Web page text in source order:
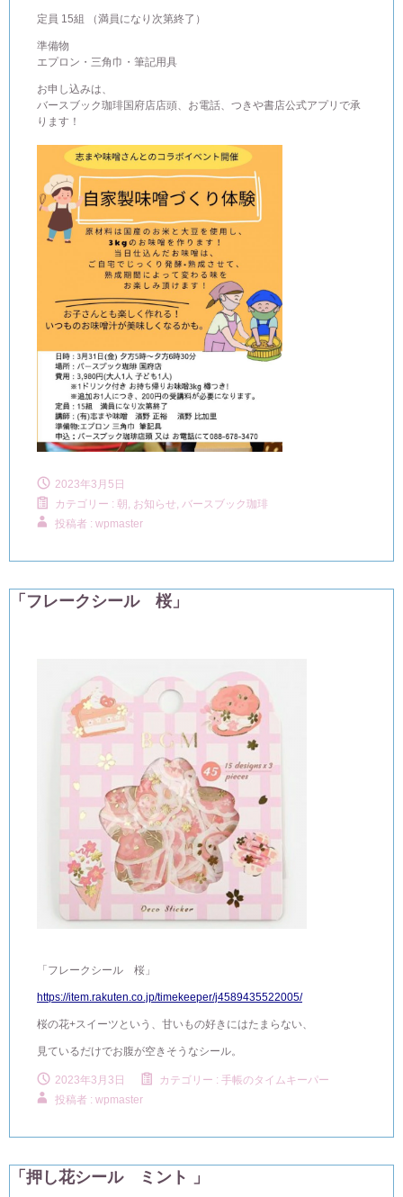
定員 15組 （満員になり次第終了）
準備物
エプロン・三角巾・筆記用具
お申し込みは、
バースブック珈琲国府店店頭、お電話、つきや書店公式アプリで承
ります！
2023年3月5日
カテゴリー : 朝, お知らせ, バースブック珈琲
投稿者 : wpmaster
「フレークシール 桜」
「フレークシール 桜」
https://item.rakuten.co.jp/timekeeper/j4589435522005/
桜の花+スイーツという、甘いもの好きにはたまらない、
見ているだけでお腹が空きそうなシール。
2023年3月3日 カテゴリー : 手帳のタイムキーパー
投稿者 : wpmaster
「押し花シール ミント 」